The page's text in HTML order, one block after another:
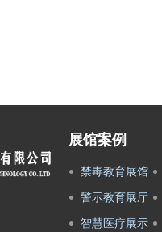
展馆案例
禁毒教育展馆
警示教育展厅
智慧医疗展示